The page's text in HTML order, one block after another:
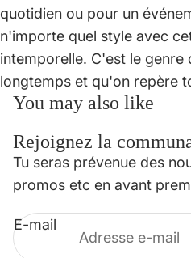
quotidien ou pour un
n'importe quel style avec
intemporelle. C'est le
longtemps et qu'on repère
You may also like
Rejoignez la
Tu seras prévenue des
promos etc en avant
E-mail
Politique de confidentialité
Politique de remboursement
Mentions légales